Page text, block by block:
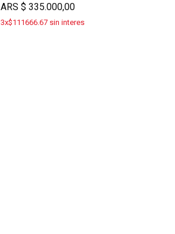
ARS $ 335.000,00
3x$111666.67 sin interes